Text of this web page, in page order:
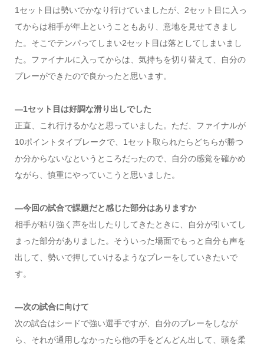
1セット目は勢いでかなり行けていましたが、2セット目に入っ
てからは相手が年上ということもあり、意地を見せてきまし
た。そこでテンパってしまい2セット目は落としてしまいまし
た。ファイナルに入ってからは、気持ちを切り替えて、自分の
プレーができたので良かったと思います。
―1セット目は好調な滑り出しでした
正直、これ行けるかなと思っていました。ただ、ファイナルが
10ポイントタイブレークで、1セット取られたらどちらが勝つ
か分からないなというところだったので、自分の感覚を確かめ
ながら、慎重にやっていこうと思いました。
―今回の試合で課題だと感じた部分はありますか
相手が粘り強く声を出したりしてきたときに、自分が引いてし
まった部分がありました。そういった場面でもっと自分も声を
出して、勢いで押していけるようなプレーをしていきたいで
す。
―次の試合に向けて
次の試合はシードで強い選手ですが、自分のプレーをしなが
ら、それが通用しなかったら他の手をどんどん出して、頭を柔